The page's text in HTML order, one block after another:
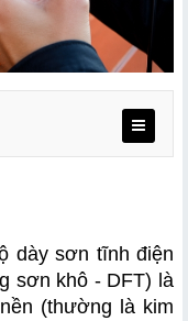
dày sơn tĩnh điện
sơn khô - DFT) là
(thường là kim